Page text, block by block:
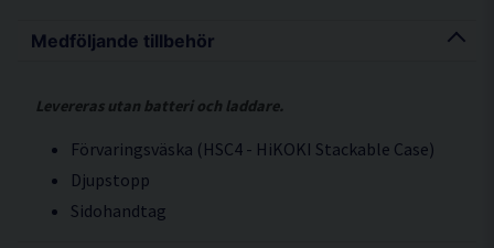
Medföljande tillbehör
Levereras utan batteri och laddare.
Förvaringsväska (HSC4 - HiKOKI Stackable Case)
Djupstopp
Sidohandtag